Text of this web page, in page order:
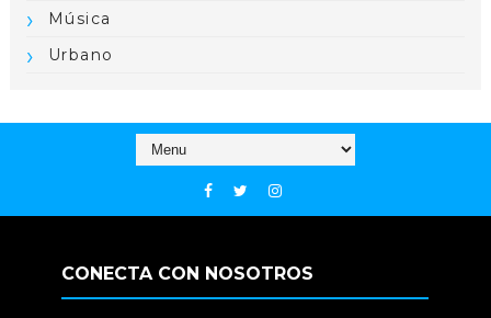
Música
Urbano
CONECTA CON NOSOTROS